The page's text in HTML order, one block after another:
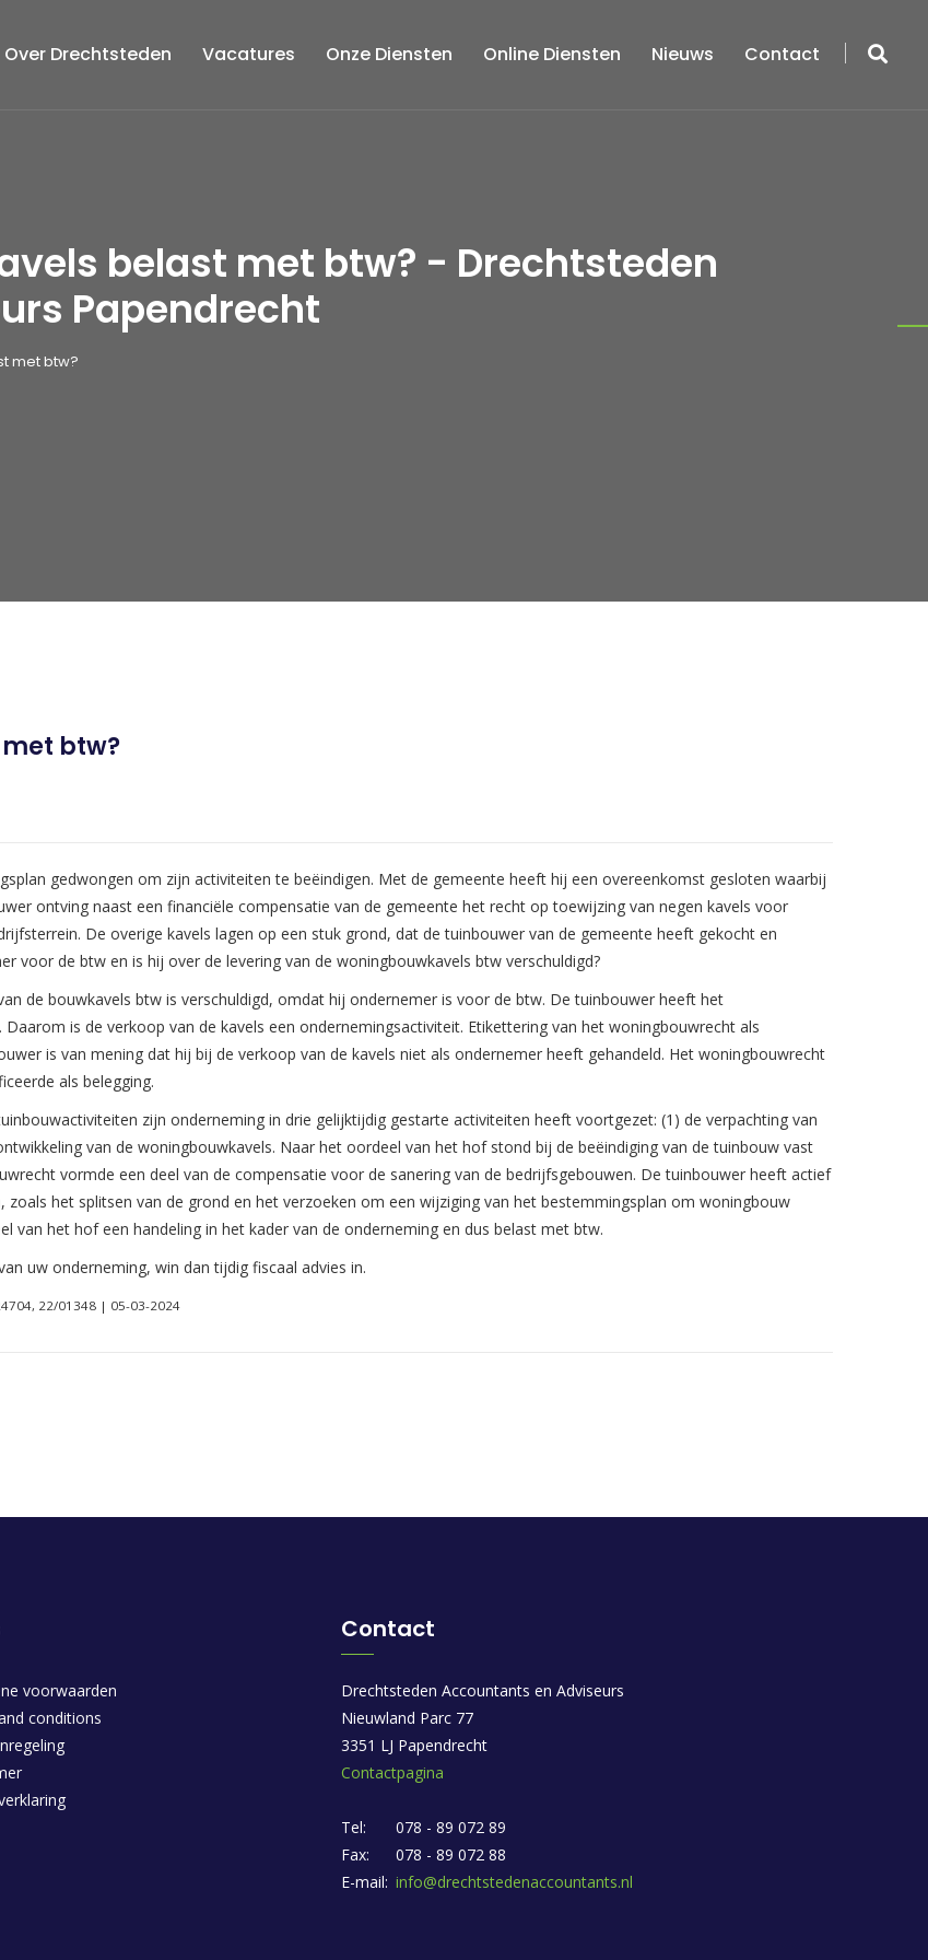
Over Drechtsteden Vacatures Onze Diensten Online Diensten Nieuws Contact
belast met btw? - Drechtsteden
Papendrecht
met btw?
btw?
gedwongen om zijn activiteiten te beëindigen. Met de gemeente heeft hij een overeenkomst gesloten waarbij
ontving naast een financiële compensatie van de gemeente het recht op toewijzing van negen kavels voor
De overige kavels lagen op een stuk grond, dat de tuinbouwer van de gemeente heeft gekocht en
voor de btw en is hij over de levering van de woningbouwkavels btw verschuldigd?
de bouwkavels btw is verschuldigd, omdat hij ondernemer is voor de btw. De tuinbouwer heeft het
is de verkoop van de kavels een ondernemingsactiviteit. Etikettering van het woningbouwrecht als
is van mening dat hij bij de verkoop van de kavels niet als ondernemer heeft gehandeld. Het woningbouwrecht
als belegging.
zijn onderneming in drie gelijktijdig gestarte activiteiten heeft voortgezet: (1) de verpachting van
van de woningbouwkavels. Naar het oordeel van het hof stond bij de beëindiging van de tuinbouw vast
vormde een deel van de compensatie voor de sanering van de bedrijfsgebouwen. De tuinbouwer heeft actief
het splitsen van de grond en het verzoeken om een wijziging van het bestemmingsplan om woningbouw
van het hof een handeling in het kader van de onderneming en dus belast met btw.
uw onderneming, win dan tijdig fiscaal advies in.
22/01348 | 05-03-2024
voorwaarden
conditions
Contact
Drechtsteden Accountants en Adviseurs
Nieuwland Parc 77
3351 LJ Papendrecht
Contactpagina
Tel:
078 - 89 072 89
Fax:
078 - 89 072 88
E-mail: info@drechtstedenaccountants.nl